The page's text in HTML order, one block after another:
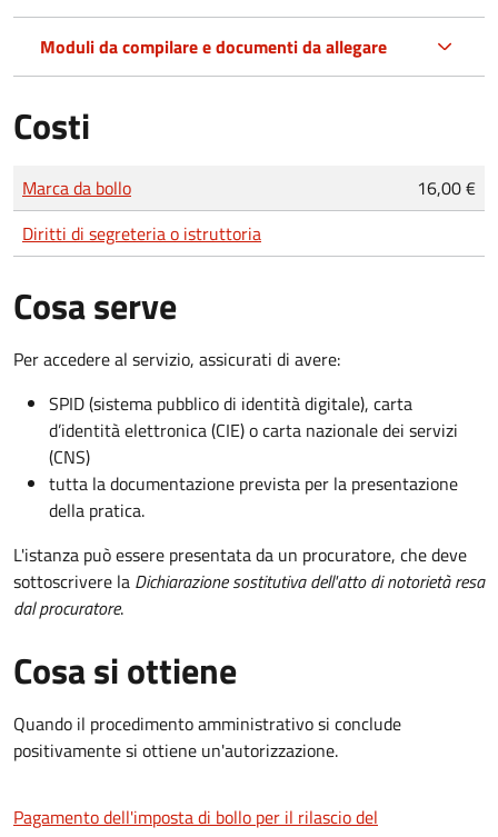
Moduli da compilare e documenti da allegare
Costi
Tipo di pagamento
Importo
Marca da bollo
16,00 €
Diritti di segreteria o istruttoria
Cosa serve
Per accedere al servizio, assicurati di avere:
SPID (sistema pubblico di identità digitale), carta
d’identità elettronica (CIE) o carta nazionale dei servizi
(CNS)
tutta la documentazione prevista per la presentazione
della pratica.
L'istanza può essere presentata da un procuratore, che deve
sottoscrivere la Dichiarazione sostitutiva dell'atto di notorietà resa
dal procuratore.
Cosa si ottiene
Quando il procedimento amministrativo si conclude
positivamente si ottiene un'autorizzazione.
Pagamento dell'imposta di bollo per il rilascio del